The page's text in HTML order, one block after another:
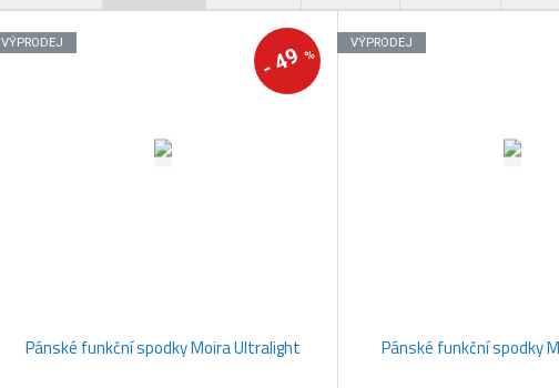
-49%
VÝPRODEJ
Pánské funkční spodky Moira Ultralight
VÝPRODEJ
Pánské funkční spodky